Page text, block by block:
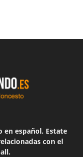
en español. Estate
con el